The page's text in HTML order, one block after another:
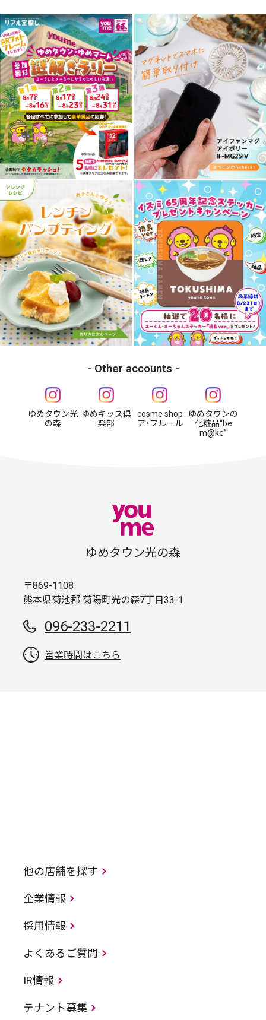
Other accounts
ゆめタウン光
の森
ゆめキッズ倶
楽部
cosme shop
ア・フルール
ゆめタウンの
化粧品“be
m@ke”
ゆめタウン光の森
〒869-1108
熊本県菊池郡 菊陽町光の森7丁目33-1
096-233-2211
営業時間はこちら
他の店舗を探す
企業情報
採用情報
よくあるご質問
IR情報
テナント募集